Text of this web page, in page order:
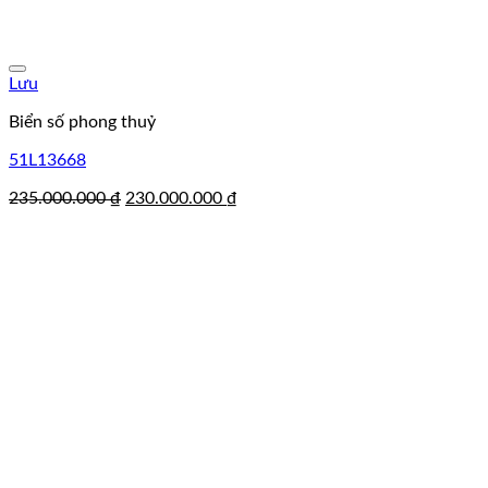
Lưu
Biển số phong thuỷ
51L13668
235.000.000₫ Giá
230.000.000 ₫